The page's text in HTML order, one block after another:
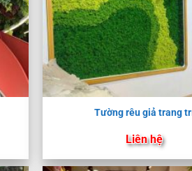
Tường rêu giả trang
Liên hệ